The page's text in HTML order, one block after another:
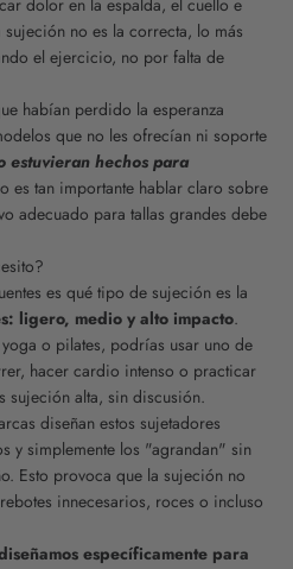
no es la correcta, lo más
el ejercicio, no por falta de
habían perdido la esperanza
que no les ofrecían ni soporte
estuvieran hechos para
es tan importante hablar claro sobre
adecuado para tallas grandes debe
es qué tipo de sujeción es la
ligero, medio y alto impacto.
o pilates, podrías usar uno de
hacer cardio intenso o practicar
sujeción alta, sin discusión.
diseñan estos sujetadores
y simplemente los "agrandan" sin
Esto provoca que la sujeción no
innecesarios, roces o incluso
específicamente para